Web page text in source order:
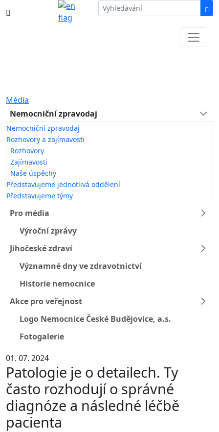
Média
Nemocniční zpravodaj
Nemocniční zpravodaj
Rozhovory a zajímavosti
Rozhovory
Zajímavosti
Naše úspěchy
Představujeme jednotlivá oddělení
Představujeme týmy
Pro média
Výroční zprávy
Jihočeské zdraví
Významné dny ve zdravotnictví
Historie nemocnice
Akce pro veřejnost
Logo Nemocnice České Budějovice, a.s.
Fotogalerie
01. 07. 2024
Patologie je o detailech. Ty
často rozhodují o správné
diagnóze a následné léčbě
pacienta